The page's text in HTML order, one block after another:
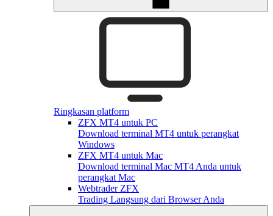
Ringkasan platform
ZFX MT4 untuk PC
Download terminal MT4 untuk perangkat
Windows
ZFX MT4 untuk Mac
Download terminal Mac MT4 Anda untuk
perangkat Mac
Webtrader ZFX
Trading Langsung dari Browser Anda